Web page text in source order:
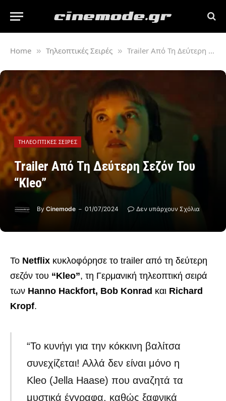
Home » Τηλεοπτικές Σειρές » Trailer Από Τη Δεύτερη Σεζόν Του “Kleo”
ΤΗΛΕΟΠΤΙΚΈΣ ΣΕΙΡΈΣ
Trailer Από Τη Δεύτερη Σεζόν Του
“Kleo”
By Cinemode 01/07/2024 Δεν υπάρχουν Σχόλια
Το Netflix κυκλοφόρησε το trailer από τη δεύτερη
σεζόν του “Kleo”, τη Γερμανική τηλεοπτική σειρά
των Hanno Hackfort, Bob Konrad και Richard
Kropf.
“Το κυνήγι για την κόκκινη βαλίτσα
συνεχίζεται! Αλλά δεν είναι μόνο η
Kleo (Jella Haase) που αναζητά τα
μυστικά έγγραφα, καθώς ξαφνικά